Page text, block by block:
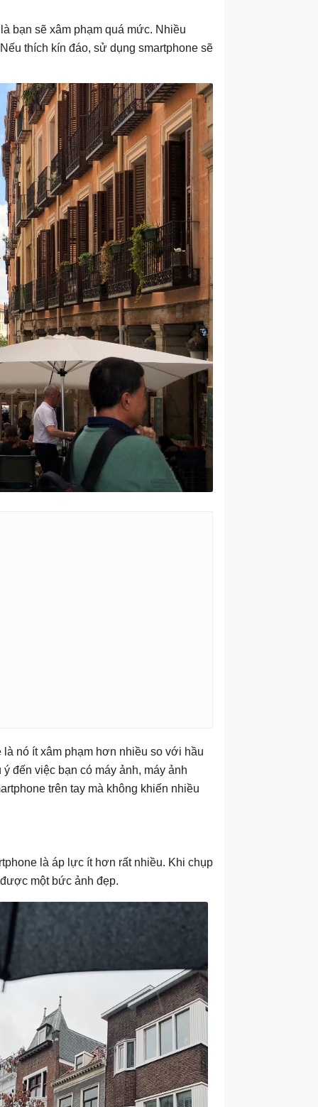
bạn sẽ xâm phạm quá mức. Nhiều
thích kín đáo, sử dụng smartphone sẽ
nó ít xâm phạm hơn nhiều so với hầu
đến việc bạn có máy ảnh, máy ảnh
trên tay mà không khiến nhiều
là áp lực ít hơn rất nhiều. Khi chụp
một bức ảnh đẹp.